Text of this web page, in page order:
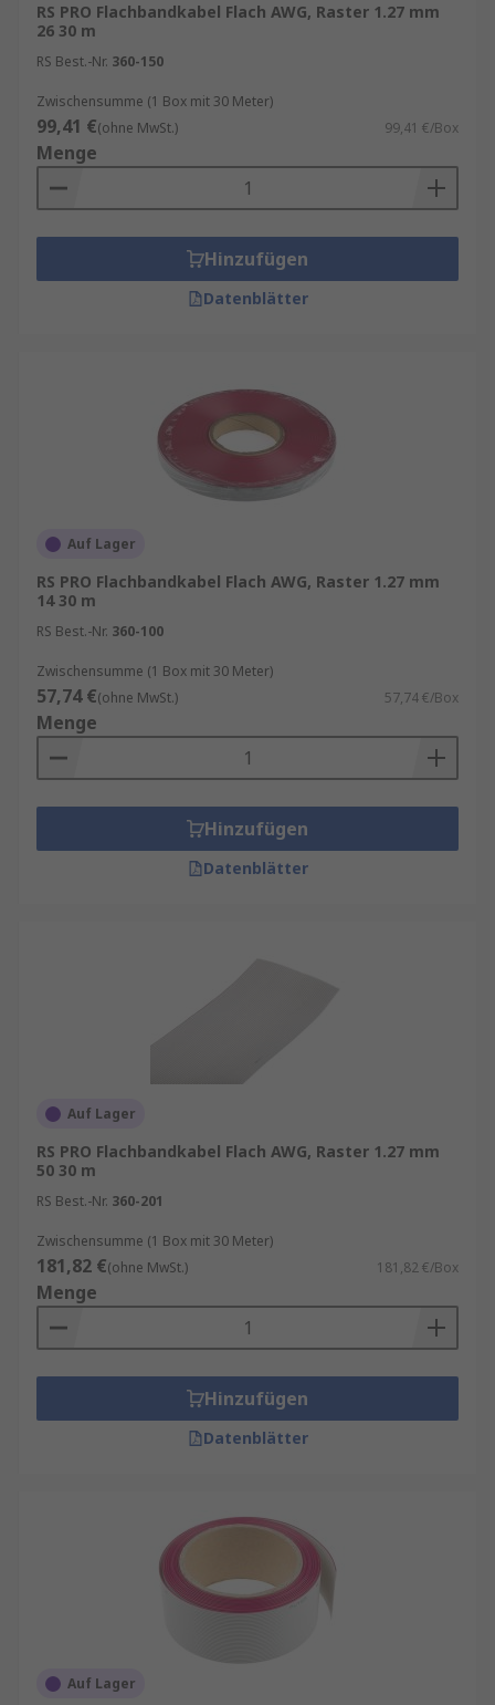
RS PRO Flachbandkabel Flach AWG, Raster 1.27 mm
26 30 m
RS Best.-Nr. 360-150
Zwischensumme (1 Box mit 30 Meter)
99,41 €(ohne MwSt.) 99,41 €/Box
Menge
Hinzufügen
Datenblätter
Auf Lager
RS PRO Flachbandkabel Flach AWG, Raster 1.27 mm
14 30 m
RS Best.-Nr. 360-100
Zwischensumme (1 Box mit 30 Meter)
57,74 €(ohne MwSt.) 57,74 €/Box
Menge
Hinzufügen
Datenblätter
Auf Lager
RS PRO Flachbandkabel Flach AWG, Raster 1.27 mm
50 30 m
RS Best.-Nr. 360-201
Zwischensumme (1 Box mit 30 Meter)
181,82 €(ohne MwSt.) 181,82 €/Box
Menge
Hinzufügen
Datenblätter
Auf Lager